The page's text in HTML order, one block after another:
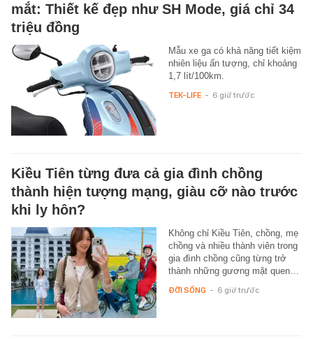
mắt: Thiết kế đẹp như SH Mode, giá chỉ 34
triệu đồng
Mẫu xe ga có khả năng tiết kiệm
nhiên liệu ấn tượng, chỉ khoảng
1,7 lít/100km.
TEK-LIFE - 6 giờ trước
Kiều Tiên từng đưa cả gia đình chồng
thành hiện tượng mạng, giàu cỡ nào trước
khi ly hôn?
Không chỉ Kiều Tiên, chồng, mẹ
chồng và nhiều thành viên trong
gia đình chồng cũng từng trở
thành những gương mặt quen…
ĐỜI SỐNG - 6 giờ trước